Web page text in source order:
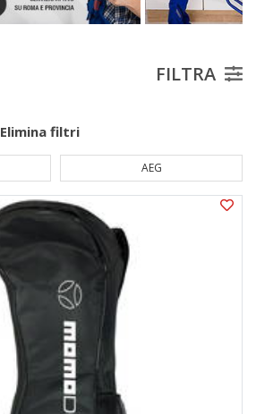
FILTRA
Elimina filtri
AEG